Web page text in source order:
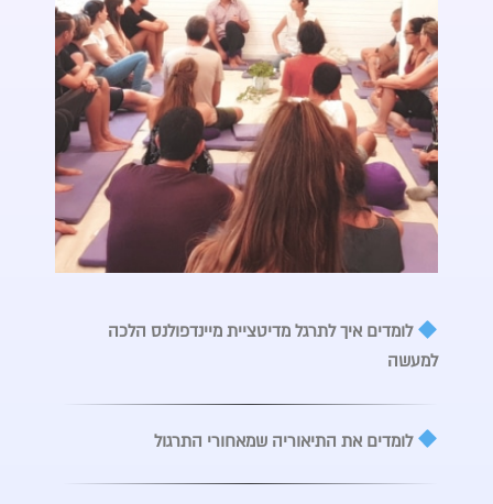
לומדים איך לתרגל מדיטציית מיינדפולנס הלכה
למעשה
לומדים את התיאוריה שמאחורי התרגול